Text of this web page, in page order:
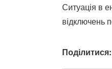
Ситуація в
відключень
Поділитися: